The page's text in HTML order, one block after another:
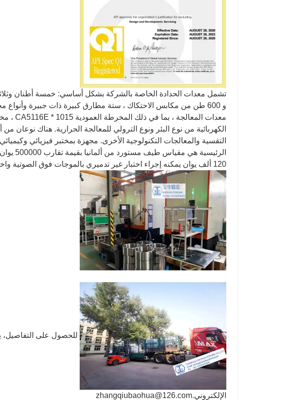
الكهربائية من نوع البئر ونوع الترولي للمعالجة الحرارية. هناك نوعان
التقسية والمعالجات التكنولوجية الأخرى. مجهزة بمختبر فيزيائي
120 ألف يوان يمكنه إجراء اختبار غير تدميري بالموجات فوق الصوتية واختبار الأداء الميكانيكي.
للحصول على التفاصيل،
الإلكتروني.zhangqiubaohua@126.com